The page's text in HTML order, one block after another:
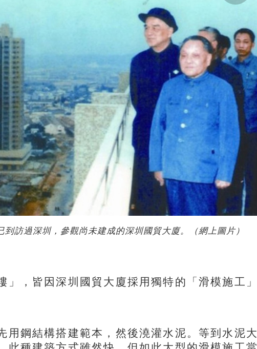
訪過深圳，參觀尚未建成的深圳國貿大廈。（網上圖片）
，皆因深圳國貿大廈採用獨特的「滑模施工」
鋼結構搭建範本，然後澆灌水泥。等到水泥大